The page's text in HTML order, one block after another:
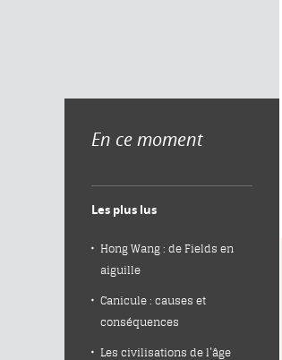
En ce moment
Les plus lus
Hong Wang : de Fields en
aiguille
Canicule : causes et
conséquences
Les civilisations de l’âge